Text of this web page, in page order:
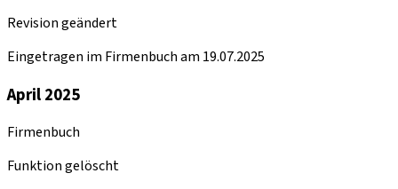
Revision geändert
Eingetragen im Firmenbuch am 19.07.2025
April 2025
Firmenbuch
Funktion gelöscht